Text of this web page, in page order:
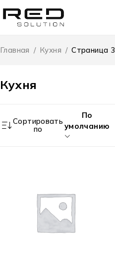
Кухня
Главная / Кухня / Страница 3
Сортировать
по
По
умолчанию